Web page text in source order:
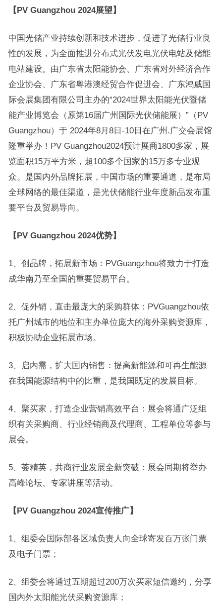
【PV Guangzhou 2024展望】
中国光储产业持续创新和技术进步，促进了光储行业良
性的发展，为全面推进分布式光伏发电光伏电站及储能
电站建设。由广东省太阳能协会、广东省对外经济合作
企业协会、广东省粤港澳经贸合作促进会、广东鸿威国
际会展集团有限公司主办的“2024世界太阳能光伏暨储
能产业博览会（原第16届广州国际光伏储能展）”（PV
Guangzhou）于 2024年8月8日-10日在广州.广交会展馆
隆重举办！PV Guangzhou2024预计展商1800多家，展
览面积15万平方米，超100多个国家的15万多专业观
众。是国内外品牌拓展，中国市场的重要通道，是布局
全球网络的最佳渠道，是光伏储能行业年度新品发布重
要平台及贸易导向。
【PV Guangzhou 2024优势】
1、创品牌，拓展新市场：PVGuangzhou将致力于打造
成华南乃至全国的重要贸易平台。
2、促外销，直击最庞大的采购群体：PVGuangzhou依
托广州城市的地位和主办单位庞大的海外采购资源库，
积极协助企业拓展市场。
3、启内需，扩大国内销售：提高新能源和可再生能源
在我国能源结构中的比重，是我国既定的发展目标。
4、聚买家，打造企业营销高效平台：展会将通广泛组
织有关采购商、行业经销商及代理商、工程单位等参与
展会。
5、荟精英，共商行业发展全新突破：展会同期将举办
高峰论坛、专家讲座等活动。
【PV Guangzhou 2024宣传推广】
1、组委会国际部各区域负责人向全球寄发百万张门票
及电子门票；
2、组委会将通过五期超过200万次买家短信邀约，分享
国内外太阳能光伏采购资源库；